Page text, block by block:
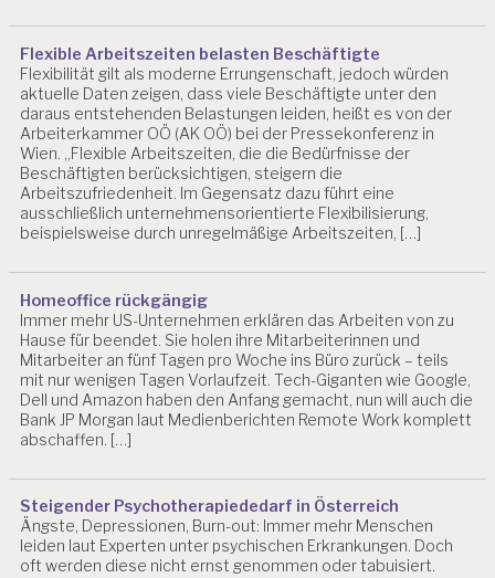
E
V
A
L
U
IE
R
U
N
G
Y
C
H
IS
C
H
E
R
L
A
S
T
Flexible Arbeitszeiten belasten Beschäftigte
Flexibilität gilt als moderne Errungenschaft, jedoch würden
aktuelle Daten zeigen, dass viele Beschäftigte unter den
daraus entstehenden Belastungen leiden, heißt es von der
Arbeiterkammer OÖ (AK OÖ) bei der Pressekonferenz in
Wien. „Flexible Arbeitszeiten, die die Bedürfnisse der
Beschäftigten berücksichtigen, steigern die
Arbeitszufriedenheit. Im Gegensatz dazu führt eine
ausschließlich unternehmensorientierte Flexibilisierung,
beispielsweise durch unregelmäßige Arbeitszeiten, […]
Homeoffice rückgängig
Immer mehr US-Unternehmen erklären das Arbeiten von zu
Hause für beendet. Sie holen ihre Mitarbeiterinnen und
Mitarbeiter an fünf Tagen pro Woche ins Büro zurück – teils
mit nur wenigen Tagen Vorlaufzeit. Tech-Giganten wie Google,
Dell und Amazon haben den Anfang gemacht, nun will auch die
Bank JP Morgan laut Medienberichten Remote Work komplett
abschaffen. […]
Steigender Psychotherapiededarf in Österreich
Ängste, Depressionen, Burn-out: Immer mehr Menschen
leiden laut Experten unter psychischen Erkrankungen. Doch
oft werden diese nicht ernst genommen oder tabuisiert.